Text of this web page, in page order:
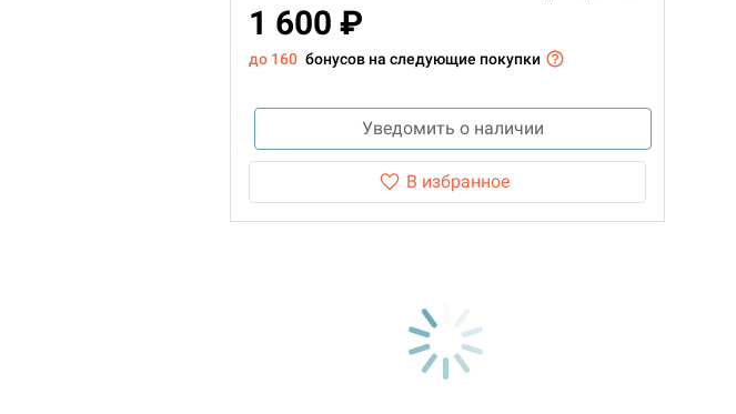
1 600 ₽
до 160 бонусов на следующие покупки
Уведомить о наличии
В избранное